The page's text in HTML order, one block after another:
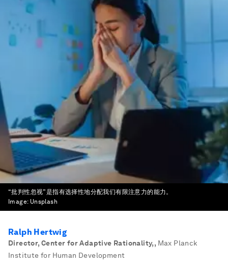
“批判性忽视”是指有选择性地分配我们有限注意力的能力。
Image: Unsplash
Ralph Hertwig
Director, Center for Adaptive Rationality,, Max Planck
Institute for Human Development